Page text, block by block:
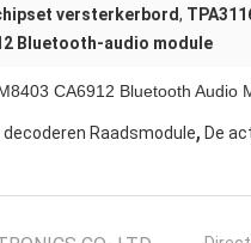
versterkerbord,
Bluetooth-audio module
CA6912 Bluetooth
decoderen Raadsmodule, De